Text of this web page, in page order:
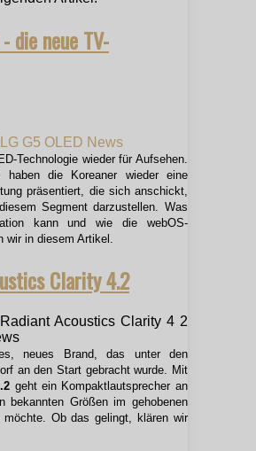
die neue TV-
Technologie wieder für Aufsehen.
haben die Koreaner wieder eine
präsentiert, die sich anschickt,
Segment darzustellen. Was
kann und wie die webOS-
wir in diesem Artikel.
Clarity 4.2
neues Brand, das unter den
an den Start gebracht wurde. Mit
geht ein Kompaktlautsprecher an
Größen im gehobenen
möchte. Ob das gelingt, klären wir